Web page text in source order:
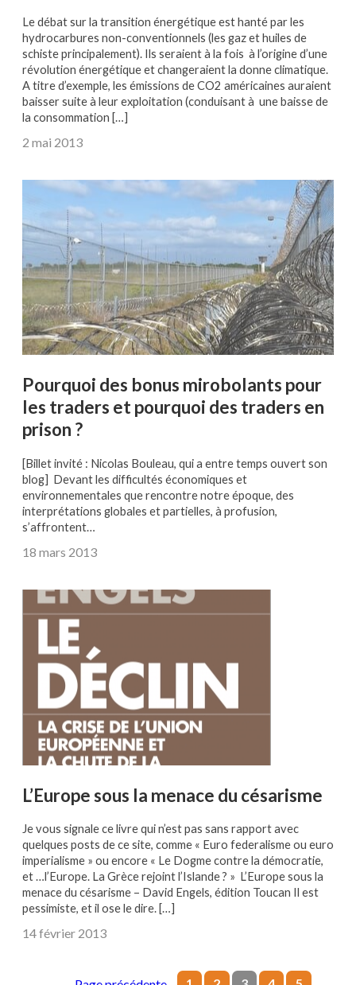
Le débat sur la transition énergétique est hanté par les
hydrocarbures non-conventionnels (les gaz et huiles de
schiste principalement). Ils seraient à la fois à l’origine d’une
révolution énergétique et changeraient la donne climatique.
A titre d’exemple, les émissions de CO2 américaines auraient
baisser suite à leur exploitation (conduisant à une baisse de
la consommation […]
2 mai 2013
Pourquoi des bonus mirobolants pour
les traders et pourquoi des traders en
prison ?
[Billet invité : Nicolas Bouleau, qui a entre temps ouvert son
blog] Devant les difficultés économiques et
environnementales que rencontre notre époque, des
interprétations globales et partielles, à profusion,
s’affrontent…
18 mars 2013
L’Europe sous la menace du césarisme
Je vous signale ce livre qui n’est pas sans rapport avec
quelques posts de ce site, comme « Euro federalisme ou euro
imperialisme » ou encore « Le Dogme contre la démocratie,
et …l’Europe. La Grèce rejoint l’Islande ? » L’Europe sous la
menace du césarisme – David Engels, édition Toucan Il est
pessimiste, et il ose le dire. […]
14 février 2013